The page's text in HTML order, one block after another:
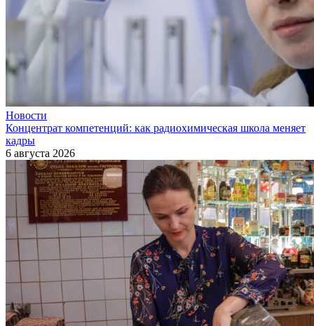
Новости
Концентрат компетенций: как радиохимическая школа меняет
кадры
6 августа 2026